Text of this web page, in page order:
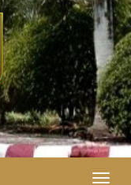
Toggle